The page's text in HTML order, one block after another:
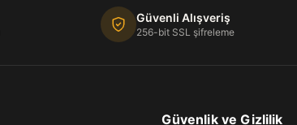
Güvenli Alışveriş
256-bit SSL şifreleme
Güvenlik ve Gizlilik